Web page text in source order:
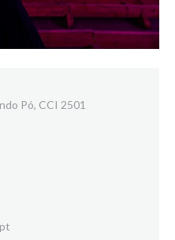
Pó, CCI 2501